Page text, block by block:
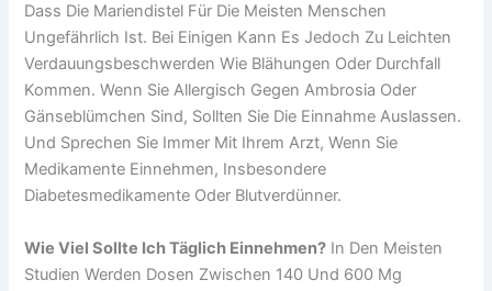
Dass Die Mariendistel Für Die Meisten Menschen
Ungefährlich Ist. Bei Einigen Kann Es Jedoch Zu Leichten
Verdauungsbeschwerden Wie Blähungen Oder Durchfall
Kommen. Wenn Sie Allergisch Gegen Ambrosia Oder
Gänseblümchen Sind, Sollten Sie Die Einnahme Auslassen.
Und Sprechen Sie Immer Mit Ihrem Arzt, Wenn Sie
Medikamente Einnehmen, Insbesondere
Diabetesmedikamente Oder Blutverdünner.
Wie Viel Sollte Ich Täglich Einnehmen? In Den Meisten
Studien Werden Dosen Zwischen 140 Und 600 Mg